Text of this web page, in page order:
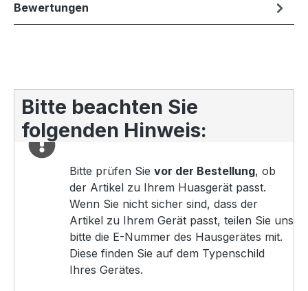
Bewertungen
Bitte beachten Sie
folgenden Hinweis:
Bitte prüfen Sie vor der Bestellung, ob
der Artikel zu Ihrem Huasgerät passt.
Wenn Sie nicht sicher sind, dass der
Artikel zu Ihrem Gerät passt, teilen Sie uns
bitte die E-Nummer des Hausgerätes mit.
Diese finden Sie auf dem Typenschild
Ihres Gerätes.